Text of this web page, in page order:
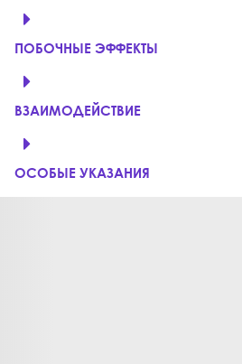
ПОБОЧНЫЕ ЭФФЕКТЫ
ВЗАИМОДЕЙСТВИЕ
ОСОБЫЕ УКАЗАНИЯ